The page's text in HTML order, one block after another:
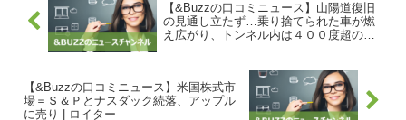
【&Buzzの口コミニュース】山陽道復旧
の見通し立たず…乗り捨てられた車が燃
え広がり、トンネル内は４００度超の高
【&Buzzの口コミニュース】米国株式市
場＝Ｓ＆Ｐとナスダック続落、アップル
に売り | ロイター